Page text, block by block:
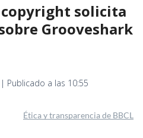
solicita
Grooveshark
Publicado a las 10:55
Ética y transparencia de BBCL